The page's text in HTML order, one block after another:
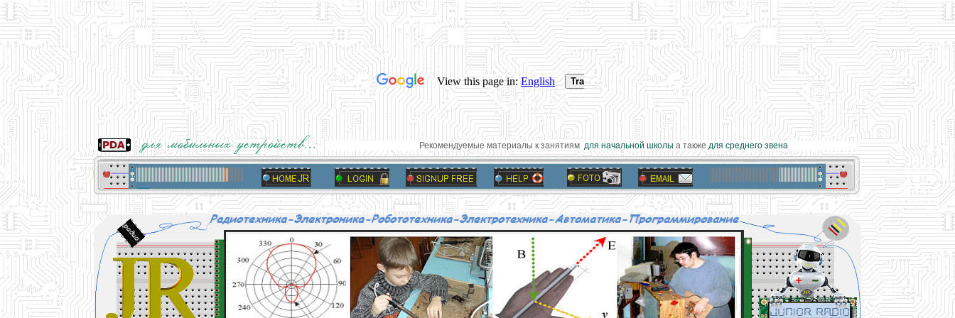
Рекомендуемые материалы к занятиямдля начальной школыа такжедля среднего звена